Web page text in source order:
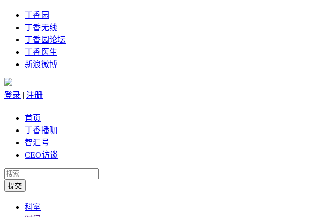
丁香园
丁香无线
丁香园论坛
丁香医生
新浪微博
登录 | 注册
首页
丁香播咖
智汇号
CEO访谈
科室